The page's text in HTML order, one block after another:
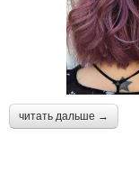
читать дальше →